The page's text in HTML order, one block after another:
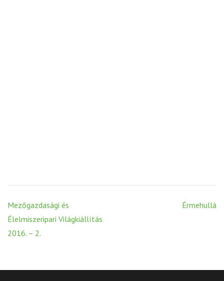
Post
navigation
Mezőgazdasági és
Élelmiszeripari Világkiállítás
2016. – 2.
Érmehullá